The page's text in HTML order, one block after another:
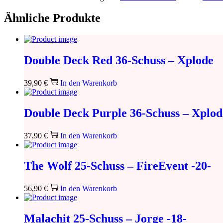
Ähnliche Produkte
Double Deck Red 36-Schuss – Xplode
39,90 € In den Warenkorb
Double Deck Purple 36-Schuss –
37,90 € In den Warenkorb
The Wolf 25-Schuss – FireEvent -20-
56,90 € In den Warenkorb
Malachit 25-Schuss – Jorge -18-